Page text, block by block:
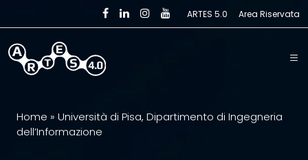
Skip to main content ARTES 5.0 Area Riservata
Home » Università di Pisa, Dipartimento di Ingegneria
dell’Informazione